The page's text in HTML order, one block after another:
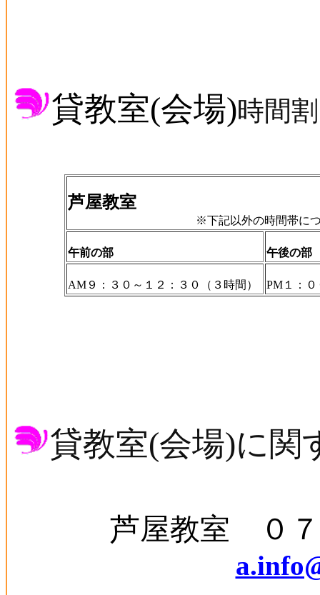
貸教室(会場)時間
芦屋教室
※下記以外の時間帯に
午前の部 午後の部
AM ９：３０～１２：３０（３時間） PM １：
貸教室(会場)に関
芦屋教室 ０７